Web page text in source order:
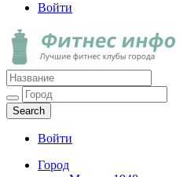
Войти
Фитнес инфо
Лучшие фитнес клубы города
Войти
Город